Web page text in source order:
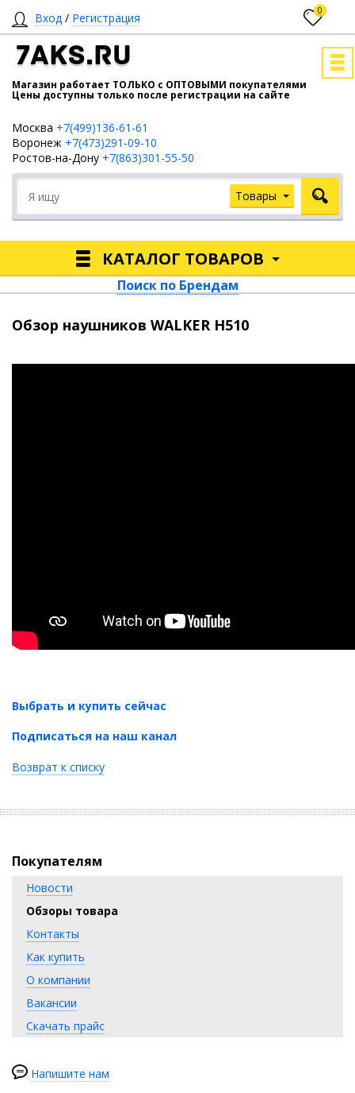
Вход / Регистрация 0
7AKS.RU
Магазин работает ТОЛЬКО с ОПТОВЫМИ покупателями
Цены доступны только после регистрации на сайте
Москва +7(499)136-61-61
Воронеж +7(473)291-09-10
Ростов-на-Дону +7(863)301-55-50
Товары
КАТАЛОГ ТОВАРОВ
Поиск по Брендам
Обзор наушников WALKER H510
Выбрать и купить сейчас
Подписаться на наш канал
Возврат к списку
Покупателям
Новости
Обзоры товара
Контакты
Как купить
О компании
Вакансии
Скачать прайс
Напишите нам